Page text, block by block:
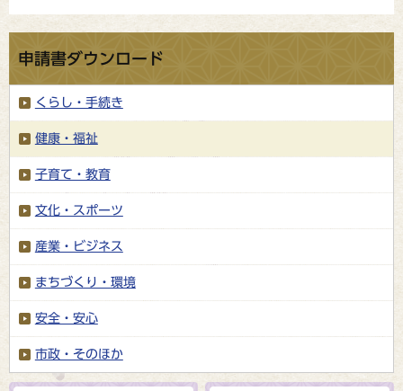
申請書ダウンロード
くらし・手続き
健康・福祉
子育て・教育
文化・スポーツ
産業・ビジネス
まちづくり・環境
安全・安心
市政・そのほか